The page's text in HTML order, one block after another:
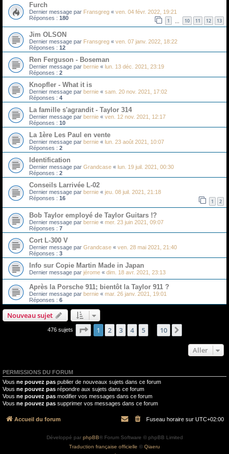
Furch
Dernier message par Fransgreg « ven. 04 févr. 2022, 19:21
Réponses : 180 1 10 11 12 13
Jim OLSON
Dernier message par Fransgreg « ven. 07 janv. 2022, 18:22
Réponses : 12
Ren Ferguson - Boseman
Dernier message par bernie « lun. 13 déc. 2021, 23:19
Réponses : 2
Knopfler - What it is
Dernier message par bernie « sam. 20 nov. 2021, 17:02
Réponses : 4
La famille s'agrandit - Taylor 314
Dernier message par bernie « ven. 12 nov. 2021, 12:17
Réponses : 10
La 1ère Les Paul en vente
Dernier message par bernie « lun. 23 août 2021, 10:07
Réponses : 2
Identification
Dernier message par Grandcase « lun. 19 juil. 2021, 00:30
Réponses : 2
Conseils Larrivée L-02
Dernier message par bernie « jeu. 08 juil. 2021, 21:18
Réponses : 16 1 2
Bob Taylor employé de Taylor Guitars !?
Dernier message par bernie « mer. 23 juin 2021, 09:07
Réponses : 7
Cort L-300 V
Dernier message par Grandcase « ven. 28 mai 2021, 21:40
Réponses : 3
Info sur Copie Martin Made in Japan
Dernier message par jérome « dim. 18 avr. 2021, 23:13
Après la Porsche 911; bientôt la Taylor 911 ?
Dernier message par bernie « mar. 26 janv. 2021, 19:01
Réponses : 6
Nouveau sujet
476 sujets Page 1sur10
1 2 3 4 5 10
Aller
PERMISSIONS DU FORUM
Vous ne pouvez pas publier de nouveaux sujets dans ce forum
Vous ne pouvez pas répondre aux sujets dans ce forum
Vous ne pouvez pas modifier vos messages dans ce forum
Vous ne pouvez pas supprimer vos messages dans ce forum
Accueil du forum Fuseau horaire sur UTC+02:00
Développé par phpBB® Forum Software © phpBB Limited
Traduction française officielle © Qiaeru